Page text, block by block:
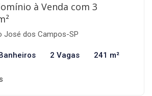
à Venda com 3
José dos Campos-SP
2 Vagas 241 m²